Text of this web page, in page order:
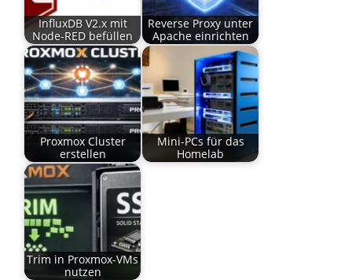
InfluxDB V2.x mit
Node-RED befüllen
Reverse Proxy unter
Apache einrichten
Proxmox Cluster
erstellen
Mini-PCs für das
Homelab
Trim in Proxmox-VMs
nutzen